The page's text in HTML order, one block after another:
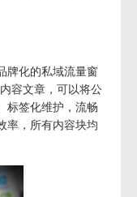
牌化的私域流量窗
容文章，可以将公
标签化维护，流畅
率，所有内容块均